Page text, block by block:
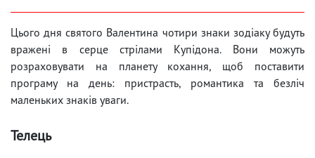
Цього дня святого Валентина чотири знаки зодіаку будуть
вражені в серце стрілами Купідона. Вони можуть
розраховувати на планету кохання, щоб поставити
програму на день: пристрасть, романтика та безліч
маленьких знаків уваги.
Телець